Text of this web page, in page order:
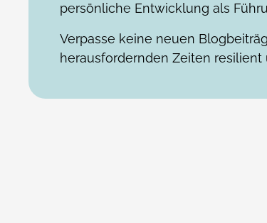
persönliche Entwicklung als
Verpasse keine neuen
herausfordernden Zeiten